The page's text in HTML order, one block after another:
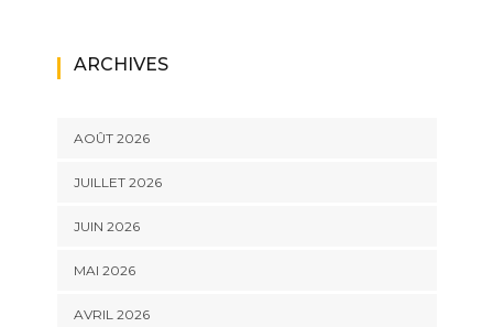
ARCHIVES
AOÛT 2026
JUILLET 2026
JUIN 2026
MAI 2026
AVRIL 2026